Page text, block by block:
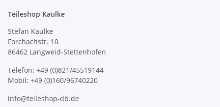
Teileshop Kaulke
Stefan Kaulke
Forchachstr. 10
86462 Langweid-Stettenhofen
Telefon: +49 (0)821/45519144
Mobil: +49 (0)160/96740220
info@teileshop-db.de